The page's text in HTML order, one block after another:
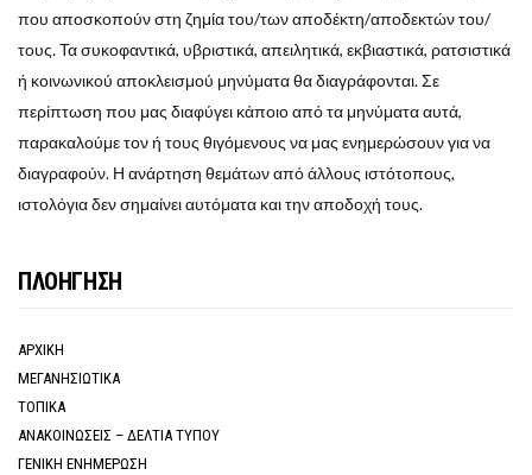
που αποσκοπούν στη ζημία του/των αποδέκτη/αποδεκτών του/
τους. Τα συκοφαντικά, υβριστικά, απειλητικά, εκβιαστικά, ρατσιστικά
ή κοινωνικού αποκλεισμού μηνύματα θα διαγράφονται. Σε
περίπτωση που μας διαφύγει κάποιο από τα μηνύματα αυτά,
παρακαλούμε τον ή τους θιγόμενους να μας ενημερώσουν για να
διαγραφούν. Η ανάρτηση θεμάτων από άλλους ιστότοπους,
ιστολόγια δεν σημαίνει αυτόματα και την αποδοχή τους.
ΠΛΟΗΓΗΣΗ
ΑΡΧΙΚΗ
ΜΕΓΑΝΗΣΙΩΤΙΚΑ
ΤΟΠΙΚΑ
ΑΝΑΚΟΙΝΩΣΕΙΣ – ΔΕΛΤΙΑ ΤΥΠΟΥ
ΓΕΝΙΚΗ ΕΝΗΜΕΡΩΣΗ